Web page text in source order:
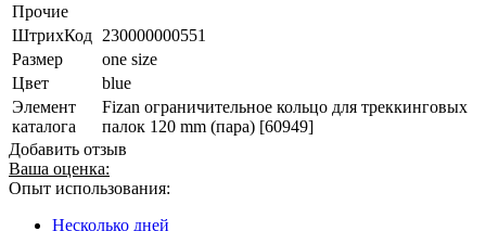
Прочие
ШтрихКод 230000000551
Размер
one size
Цвет
blue
Элемент
каталога
Fizan ограничительное кольцо для треккинговых
палок 120 mm (пара) [60949]
Добавить отзыв
Ваша оценка:
Опыт использования:
Несколько дней